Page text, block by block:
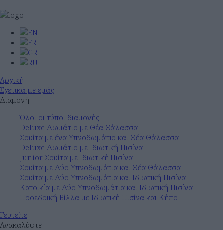
Αρχική
Σχετικά με εμάς
Διαμονή
Όλοι οι τύποι διαμονής
Deluxe Δωμάτιο με Θέα Θάλασσα
Σουίτα με ένα Υπνοδωμάτιο και Θέα Θάλασσα
Deluxe Δωμάτιο με Ιδιωτική Πισίνα
Junior Σουίτα με Ιδιωτική Πισίνα
Σουίτα με Δύο Υπνοδωμάτια και Θέα Θάλασσα
Σουίτα με Δύο Υπνοδωμάτια και Ιδιωτική Πισίνα
Κατοικία με Δύο Υπνοδωμάτια και Ιδιωτική Πισίνα
Προεδρική Βίλλα με Ιδιωτική Πισίνα και Κήπο
Γευτείτε
Ανακαλύψτε